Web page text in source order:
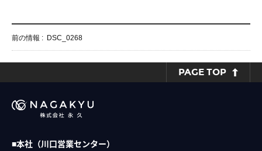
前の情報 : DSC_0268
PAGE TOP
■本社（川口営業センター）